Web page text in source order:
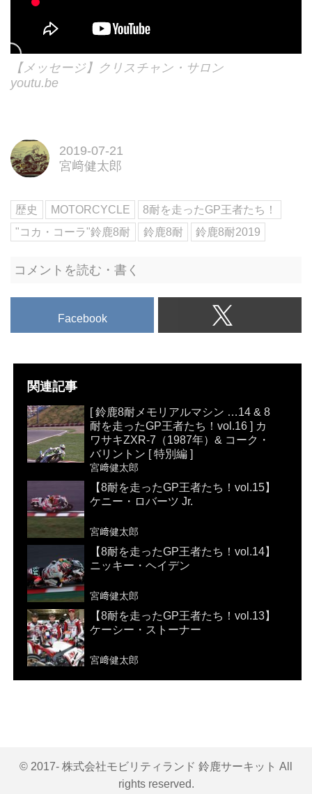
【メッセージ】クリスチャン・サロン
youtu.be
2019-07-21
宮﨑健太郎
歴史 MOTORCYCLE
8耐を走ったGP王者たち！
"コカ・コーラ"鈴鹿8耐
鈴鹿8耐 鈴鹿8耐2019
コメントを読む・書く
Facebook
関連記事
[ 鈴鹿8耐メモリアルマシン …14 & 8
耐を走ったGP王者たち！vol.16 ] カ
ワサキZXR-7（1987年）& コーク・
バリントン [ 特別編 ]
宮﨑健太郎
【8耐を走ったGP王者たち！vol.15】
ケニー・ロバーツ Jr.
宮﨑健太郎
【8耐を走ったGP王者たち！vol.14】
ニッキー・ヘイデン
宮﨑健太郎
【8耐を走ったGP王者たち！vol.13】
ケーシー・ストーナー
宮﨑健太郎
© 2017- 株式会社モビリティランド 鈴鹿サーキット All
rights reserved.